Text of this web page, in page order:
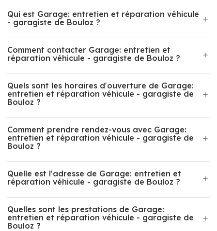
Qui est Garage: entretien et réparation véhicule
- garagiste de Bouloz ?
Comment contacter Garage: entretien et
réparation véhicule - garagiste de Bouloz ?
Quels sont les horaires d'ouverture de Garage:
entretien et réparation véhicule - garagiste de
Bouloz ?
Comment prendre rendez-vous avec Garage:
entretien et réparation véhicule - garagiste de
Bouloz ?
Quelle est l'adresse de Garage: entretien et
réparation véhicule - garagiste de Bouloz ?
Quelles sont les prestations de Garage:
entretien et réparation véhicule - garagiste de
Bouloz ?